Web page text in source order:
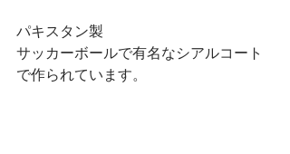
パキスタン製
サッカーボールで有名なシアルコート
で作られています。